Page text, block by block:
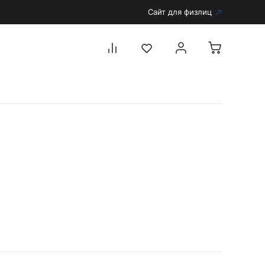
Сайт для физлиц
Рукоятки для диагностических приборов